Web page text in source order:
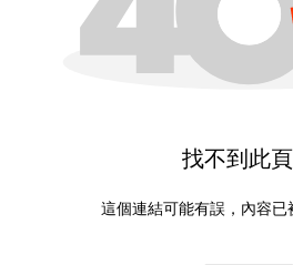
找不到此
這個連結可能有誤，內容已